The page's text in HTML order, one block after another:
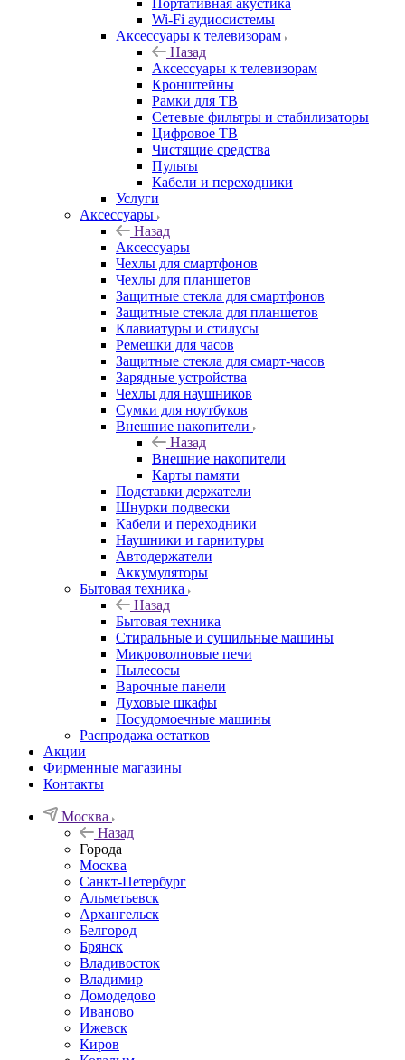
Портативная акустика
Wi-Fi аудиосистемы
Аксессуары к телевизорам
Назад
Аксессуары к телевизорам
Кронштейны
Рамки для ТВ
Сетевые фильтры и стабилизаторы
Цифровое ТВ
Чистящие средства
Пульты
Кабели и переходники
Услуги
Аксессуары
Назад
Аксессуары
Чехлы для смартфонов
Чехлы для планшетов
Защитные стекла для смартфонов
Защитные стекла для планшетов
Клавиатуры и стилусы
Ремешки для часов
Защитные стекла для смарт-часов
Зарядные устройства
Чехлы для наушников
Сумки для ноутбуков
Внешние накопители
Назад
Внешние накопители
Карты памяти
Подставки держатели
Шнурки подвески
Кабели и переходники
Наушники и гарнитуры
Автодержатели
Аккумуляторы
Бытовая техника
Назад
Бытовая техника
Стиральные и сушильные машины
Микроволновые печи
Пылесосы
Варочные панели
Духовые шкафы
Посудомоечные машины
Распродажа остатков
Акции
Фирменные магазины
Контакты
Москва
Назад
Города
Москва
Санкт-Петербург
Альметьевск
Архангельск
Белгород
Брянск
Владивосток
Владимир
Домодедово
Иваново
Ижевск
Киров